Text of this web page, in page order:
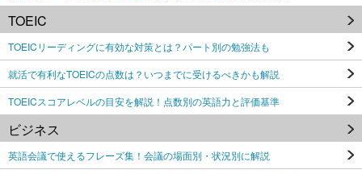
TOEIC
TOEICリーディングに有効な対策とは？パート別の勉強法も
就活で有利なTOEICの点数は？いつまでに受けるべきかも解説
TOEICスコアレベルの目安を解説！点数別の英語力と評価基準
ビジネス
英語会議で使えるフレーズ集！会議の場面別・状況別に解説